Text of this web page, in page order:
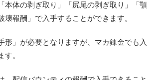
本体の剥ぎ取り」「尻尾の剥ぎ取り」「顎
壊報酬」で入手することができます。
形」が必要となりますが、マカ錬金でも入
。